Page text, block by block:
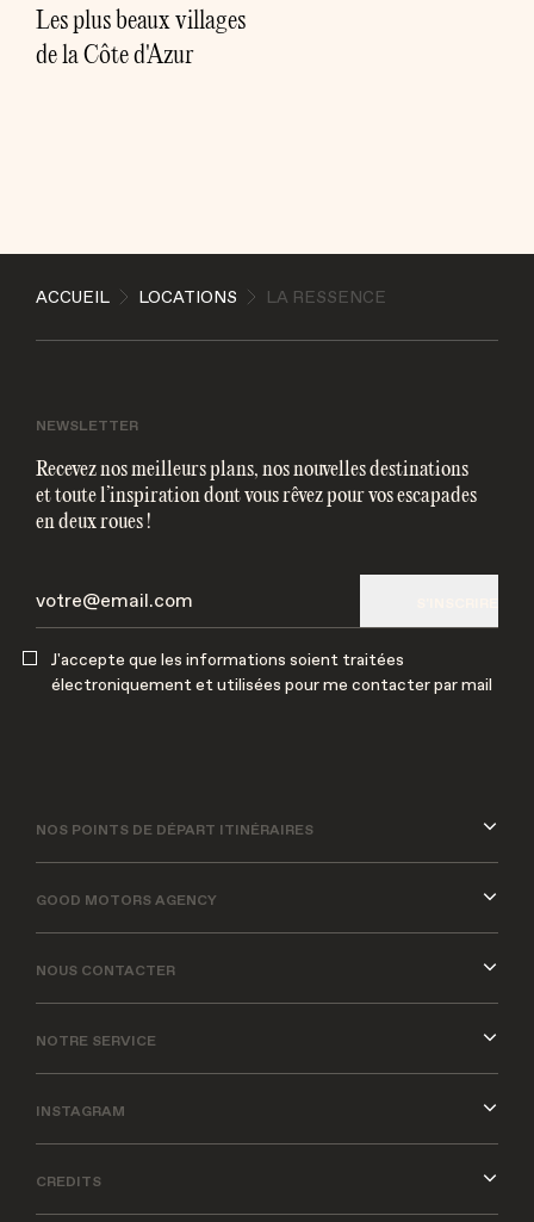
J'accepte que les informations soient traitées
Les plus beaux villages
de la Côte d'Azur
ACCUEIL LOCATIONS LA RESSENCE
NEWSLETTER
Recevez nos meilleurs plans, nos nouvelles destinations
et toute l’inspiration dont vous rêvez pour vos escapades
en deux roues !
J'accepte que les informations soient traitées
électroniquement et utilisées pour me contacter par mail
NOS POINTS DE DÉPART ITINÉRAIRES
GOOD MOTORS AGENCY
NOUS CONTACTER
NOTRE SERVICE
INSTAGRAM
CREDITS